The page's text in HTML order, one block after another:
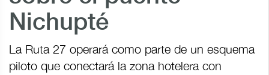
Nichupté
La Ruta 27 operará como parte de un esquema
piloto que conectará la zona hotelera con